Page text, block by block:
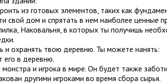
из готовых элементов, таких как
свой дом и спрятать в нем наиболее ценные
Наковальня, в которых ты получишь
и охранять твою деревню. Ты можете нанять:
его в деревню.
и игрока в мире. Он будет также
другими игроками во время сбора сырья.